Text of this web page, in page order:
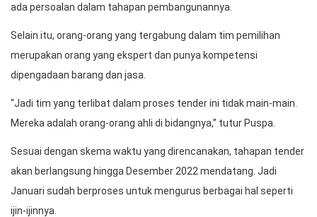
ada persoalan dalam tahapan pembangunannya.
Selain itu, orang-orang yang tergabung dalam tim pemilihan
merupakan orang yang ekspert dan punya kompetensi
dipengadaan barang dan jasa.
“Jadi tim yang terlibat dalam proses tender ini tidak main-main.
Mereka adalah orang-orang ahli di bidangnya,” tutur Puspa.
Sesuai dengan skema waktu yang direncanakan, tahapan tender
akan berlangsung hingga Desember 2022 mendatang. Jadi
Januari sudah berproses untuk mengurus berbagai hal seperti
ijin-ijinnya.